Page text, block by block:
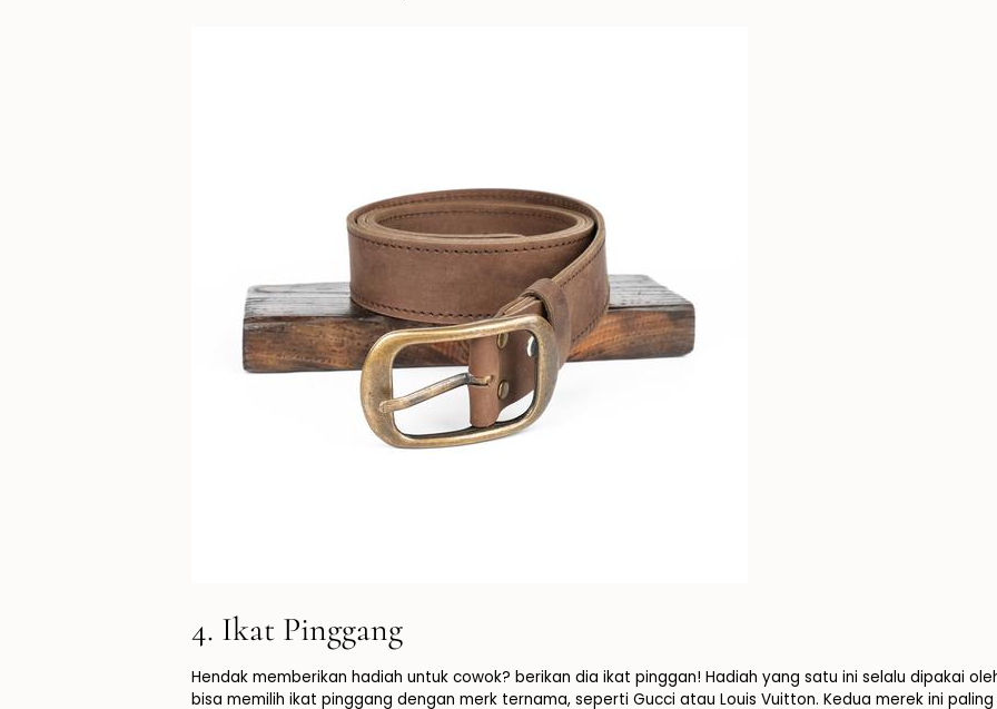
4. Ikat Pinggang
Hendak memberikan hadiah untuk cowok? berikan dia ikat pinggan! Hadiah yang satu ini selalu dipakai
bisa memilih ikat pinggang dengan merk ternama, seperti Gucci atau Louis Vuitton. Kedua merek ini